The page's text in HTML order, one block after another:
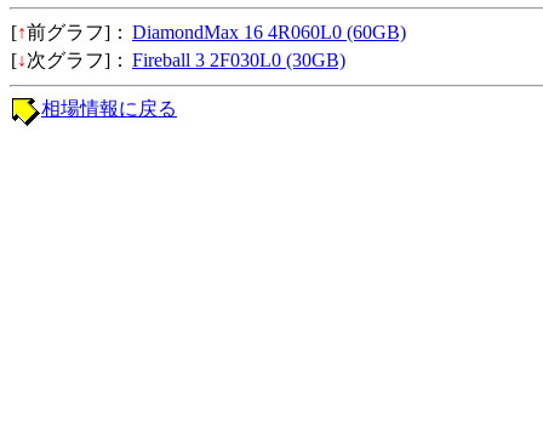
[↑前グラフ]： DiamondMax 16 4R060L0 (60GB)
[↓次グラフ]： Fireball 3 2F030L0 (30GB)
相場情報に戻る